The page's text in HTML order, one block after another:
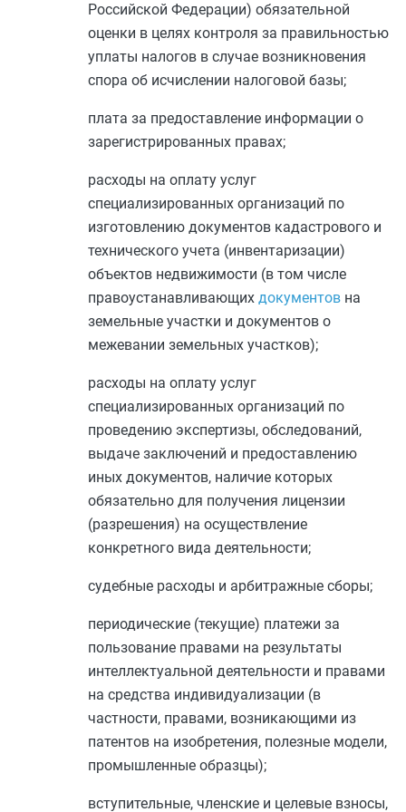
Российской Федерации) обязательной
оценки в целях контроля за правильностью
уплаты налогов в случае возникновения
спора об исчислении налоговой базы;
плата за предоставление информации о
зарегистрированных правах;
расходы на оплату услуг
специализированных организаций по
изготовлению документов кадастрового и
технического учета (инвентаризации)
объектов недвижимости (в том числе
правоустанавливающих документов на
земельные участки и документов о
межевании земельных участков);
расходы на оплату услуг
специализированных организаций по
проведению экспертизы, обследований,
выдаче заключений и предоставлению
иных документов, наличие которых
обязательно для получения лицензии
(разрешения) на осуществление
конкретного вида деятельности;
судебные расходы и арбитражные сборы;
периодические (текущие) платежи за
пользование правами на результаты
интеллектуальной деятельности и правами
на средства индивидуализации (в
частности, правами, возникающими из
патентов на изобретения, полезные модели,
промышленные образцы);
вступительные, членские и целевые взносы,